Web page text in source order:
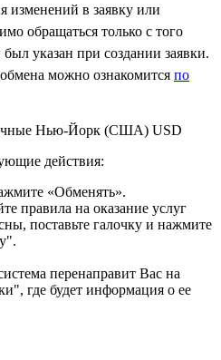
изменений в заявку или
обращаться только с того
указан при создании заявки.
можно ознакомится по
Нью-Йорк (США) USD
действия:
«Обменять».
правила на оказание услуг
поставьте галочку и нажмите
перенаправит Вас на
где будет информация о ее